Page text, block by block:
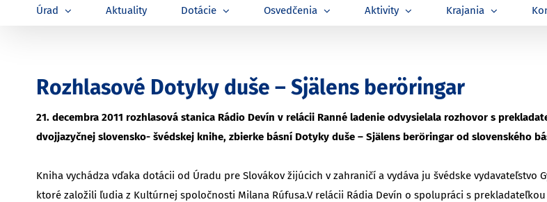
Úrad Aktuality Dotácie Osvedčenia Aktivity Krajania
Rozhlasové Dotyky duše – Själens beröringar
21. decembra 2011 rozhlasová stanica Rádio Devín v relácii Ranné ladenie odvysielala rozhovor s
dvojjazyčnej slovensko- švédskej knihe, zbierke básní Dotyky duše – Själens beröringar od slovenského
Kniha vychádza vďaka dotácii od Úradu pre Slovákov žijúcich v zahraničí a vydáva ju švédske
ktoré založili ľudia z Kultúrnej spoločnosti Milana Rúfusa.V relácii Rádia Devín o spolupráci s